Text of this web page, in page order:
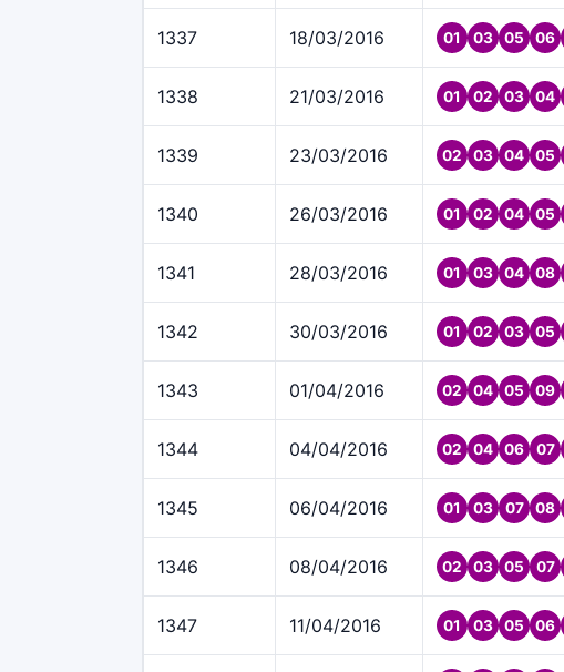
1337 18/03/2016 01 03 05 06
1338 21/03/2016 01 02 03 04
1339 23/03/2016 02 03 04 05
1340 26/03/2016 01 02 04 05
1341 28/03/2016 01 03 04 08
1342 30/03/2016 01 02 03 05
1343 01/04/2016 02 04 05 09
1344 04/04/2016 02 04 06 07
1345 06/04/2016 01 03 07 08
1346 08/04/2016 02 03 05 07
1347 11/04/2016 01 03 05 06